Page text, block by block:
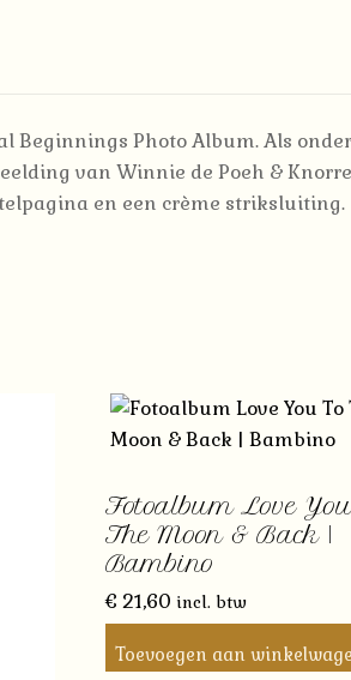
Beginnings Photo Album. Als
van Winnie de Poeh &
en een crème striksluiting.
Fotoalbum Love
The Moon & Back |
Bambino
€ 21,60 incl. btw
Toevoegen aan